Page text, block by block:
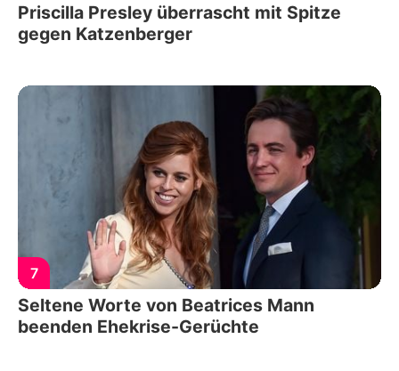
Priscilla Presley überrascht mit Spitze
gegen Katzenberger
7
Seltene Worte von Beatrices Mann
beenden Ehekrise-Gerüchte